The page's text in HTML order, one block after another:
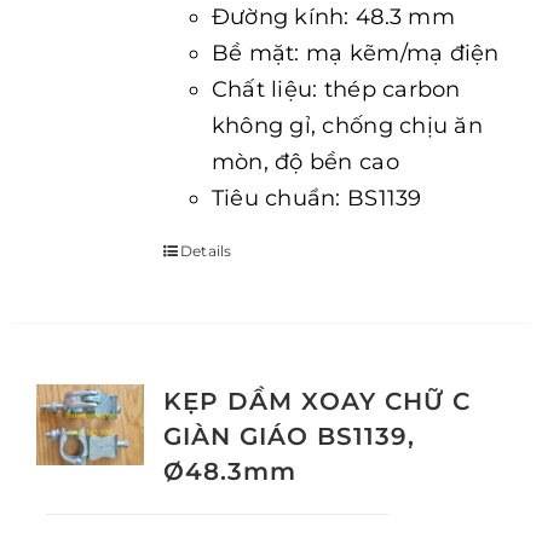
Đường kính: 48.3 mm
Bề mặt: mạ kẽm/mạ điện
Chất liệu: thép carbon
không gỉ, chống chịu ăn
mòn, độ bền cao
Tiêu chuẩn: BS1139
Details
KẸP DẦM XOAY CHỮ C
GIÀN GIÁO BS1139,
Ø48.3mm